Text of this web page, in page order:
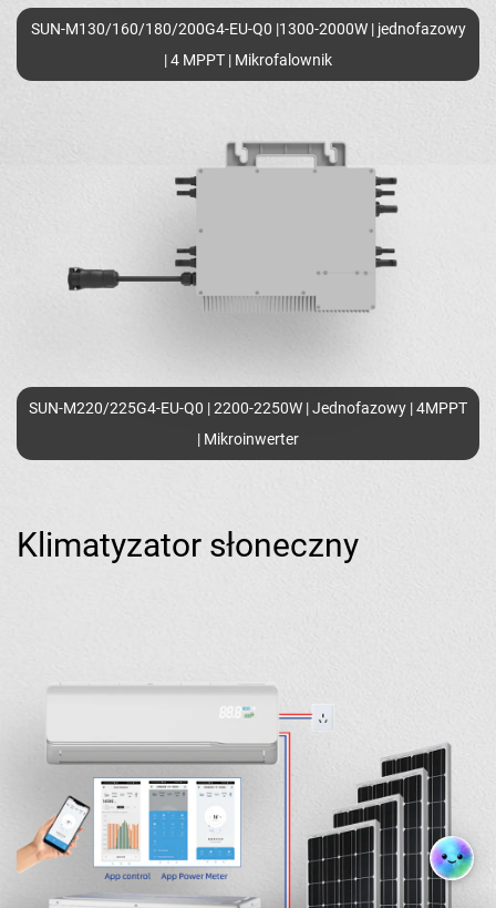
SUN-M130/160/180/200G4-EU-Q0 |1300-2000W | jednofazowy
| 4 MPPT | Mikrofalownik
SUN-M220/225G4-EU-Q0 | 2200-2250W | Jednofazowy | 4MPPT
| Mikroinwerter
Klimatyzator słoneczny